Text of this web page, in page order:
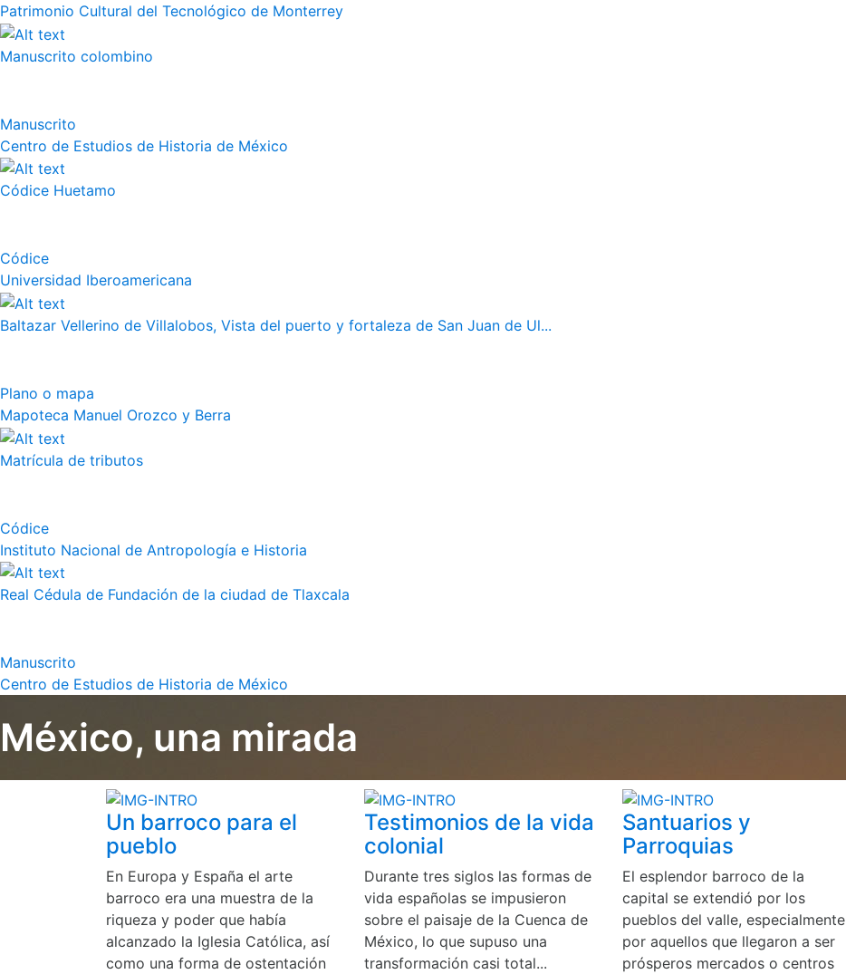
Patrimonio Cultural del Tecnológico de Monterrey
Manuscrito colombino
Manuscrito
Centro de Estudios de Historia de México
Códice Huetamo
Códice
Universidad Iberoamericana
Baltazar Vellerino de Villalobos, Vista del puerto y fortaleza de San Juan de Ul...
Plano o mapa
Mapoteca Manuel Orozco y Berra
Matrícula de tributos
Códice
Instituto Nacional de Antropología e Historia
Real Cédula de Fundación de la ciudad de Tlaxcala
Manuscrito
Centro de Estudios de Historia de México
México, una mirada
Un barroco para el
pueblo
En Europa y España el arte
barroco era una muestra de la
riqueza y poder que había
alcanzado la Iglesia Católica, así
como una forma de ostentación
Testimonios de la vida
colonial
Durante tres siglos las formas de
vida españolas se impusieron
sobre el paisaje de la Cuenca de
México, lo que supuso una
transformación casi total...
Santuarios y
Parroquias
El esplendor barroco de la
capital se extendió por los
pueblos del valle, especialmente
por aquellos que llegaron a ser
prósperos mercados o centros